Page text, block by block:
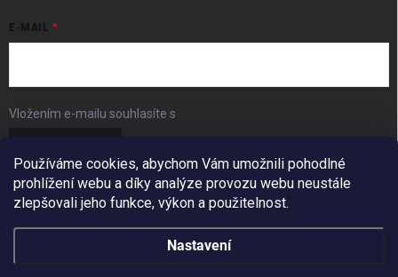
Používáme cookies, abychom Vám umožnili pohodlné
prohlížení webu a díky analýze provozu webu neustále
zlepšovali jeho funkce, výkon a použitelnost.
Nastavení
E-MAIL
Vložením e-mailu souhlasíte s
FACEBOOK